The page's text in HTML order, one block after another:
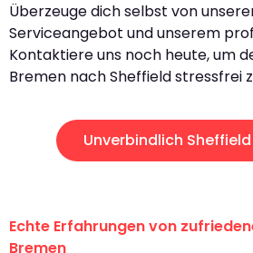
Überzeuge dich selbst von
Serviceangebot und unserem
Kontaktiere uns noch heute, um
Bremen nach Sheffield stressfrei
Unverbindlich
Echte Erfahrungen von
Bremen